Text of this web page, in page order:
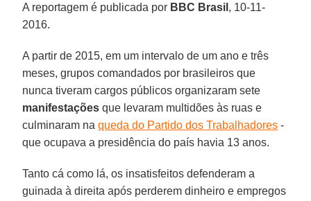
A reportagem é publicada por BBC Brasil , 10-11-
2016.
A partir de 2015, em um intervalo de um ano e três
meses, grupos comandados por brasileiros que
nunca tiveram cargos públicos organizaram sete
manifestações que levaram multidões às ruas e
culminaram naqueda do Partido dos Trabalhadores -
que ocupava a presidência do país havia 13 anos.
Tanto cá como lá, os insatisfeitos defenderam a
guinada à direita após perderem dinheiro e empregos